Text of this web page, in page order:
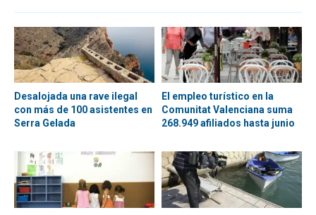
Desalojada una rave ilegal
con más de 100 asistentes en
Serra Gelada
El empleo turístico en la
Comunitat Valenciana suma
268.949 afiliados hasta junio